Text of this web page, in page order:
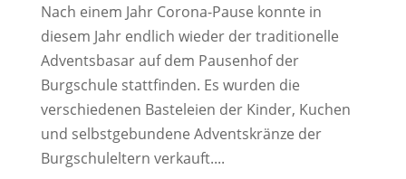
Nach einem Jahr Corona-Pause konnte in
diesem Jahr endlich wieder der traditionelle
Adventsbasar auf dem Pausenhof der
Burgschule stattfinden. Es wurden die
verschiedenen Basteleien der Kinder, Kuchen
und selbstgebundene Adventskränze der
Burgschuleltern verkauft....